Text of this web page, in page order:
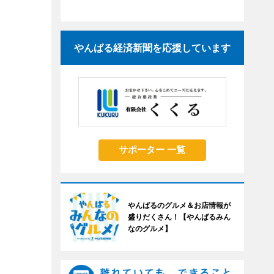
やんばる経済新聞を応援しています
サポーター 一覧
やんばるのグルメ＆お店情報が
盛りだくさん！【やんばるみん
なのグルメ】